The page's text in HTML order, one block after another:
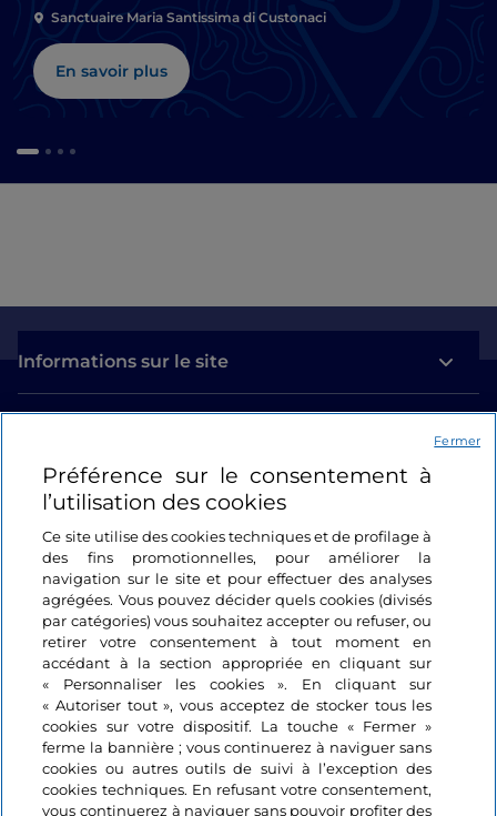
Sanctuaire Maria Santissima di Custonaci
En savoir plus
Informations sur le site
Se connecter
Suivez-nous
Préférence sur le consentement à
l’utilisation des cookies
Ce site utilise des cookies techniques et de profilage à
des fins promotionnelles, pour améliorer la
navigation sur le site et pour effectuer des analyses
agrégées. Vous pouvez décider quels cookies (divisés
par catégories) vous souhaitez accepter ou refuser, ou
retirer votre consentement à tout moment en
accédant à la section appropriée en cliquant sur
« Personnaliser les cookies ». En cliquant sur
« Autoriser tout », vous acceptez de stocker tous les
cookies sur votre dispositif. La touche « Fermer »
ferme la bannière ; vous continuerez à naviguer sans
cookies ou autres outils de suivi à l’exception des
cookies techniques. En refusant votre consentement,
vous continuerez à naviguer sans pouvoir profiter des
Fermer